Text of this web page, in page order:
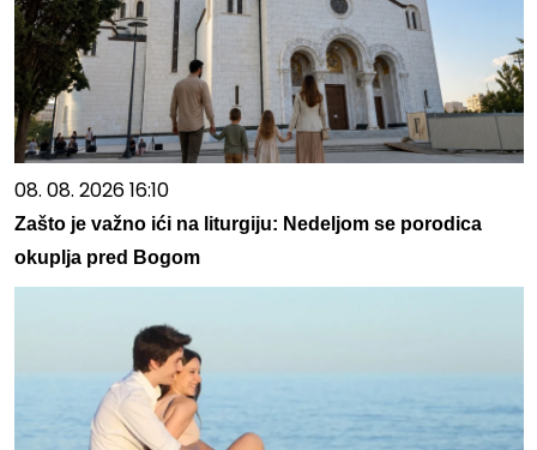
08. 08. 2026 16:10
Zašto je važno ići na liturgiju: Nedeljom se porodica
okuplja pred Bogom